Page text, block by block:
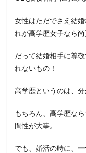
女性はただでさえ結
れが高学歴女子なら尚
だって結婚相手に尊
れないもの！
高学歴というのは、分
もちろん、高学歴な
間性が大事。
でも、婚活の時に、 一